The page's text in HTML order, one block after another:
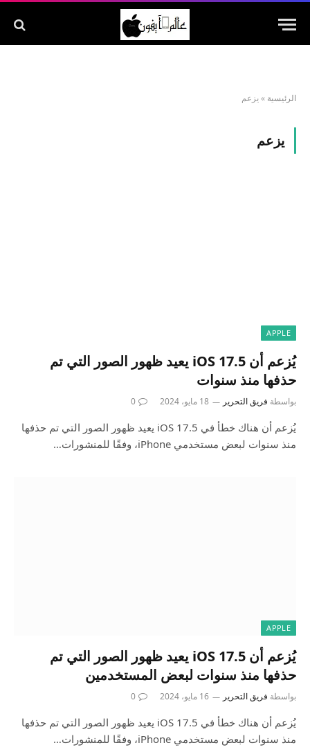
الرئيسية »يزعم
يزعم
APPLE
يُزعم أن iOS 17.5 يعيد ظهور الصور التي تم
حذفها منذ سنوات
بواسطة فريق التحرير 18 مايو، 2024 0
يُزعم أن هناك خطأ في iOS 17.5 يعيد ظهور الصور التي تم حذفها
منذ سنوات لبعض مستخدمي iPhone، وفقًا للمنشورات…
APPLE
يُزعم أن iOS 17.5 يعيد ظهور الصور التي تم
حذفها منذ سنوات لبعض المستخدمين
بواسطة فريق التحرير 16 مايو، 2024 0
يُزعم أن هناك خطأ في iOS 17.5 يعيد ظهور الصور التي تم حذفها
منذ سنوات لبعض مستخدمي iPhone، وفقًا للمنشورات…